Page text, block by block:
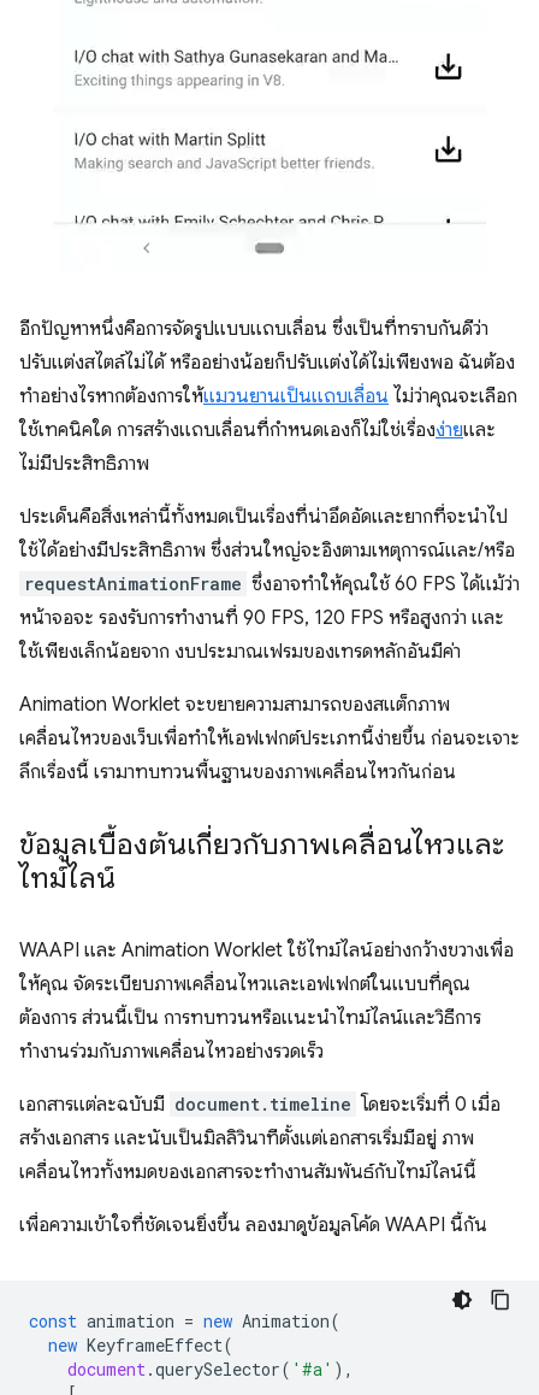
อีกปัญหาหนึ่งคือการจัดรูปแบบแถบเลื่อน ซึ่งเป็นที่ทราบกันดีว่า
ปรับแต่งสไตล์ไม่ได้ หรืออย่างน้อยก็ปรับแต่งได้ไม่เพียงพอ ฉันต้อง
ทำอย่างไรหากต้องการให้แมวนยานเป็นแถบเลื่อน ไม่ว่าคุณจะเลือก
ใช้เทคนิคใด การสร้างแถบเลื่อนที่กำหนดเองก็ไม่ใช่เรื่องง่ายและ
ไม่มีประสิทธิภาพ
ประเด็นคือสิ่งเหล่านี้ทั้งหมดเป็นเรื่องที่น่าอึดอัดและยากที่จะนำไป
ใช้ได้อย่างมีประสิทธิภาพ ซึ่งส่วนใหญ่จะอิงตามเหตุการณ์และ/หรือ
requestAnimationFrame ซึ่งอาจทำให้คุณใช้ 60 FPS ได้แม้ว่า
หน้าจอจะ รองรับการทำงานที่ 90 FPS, 120 FPS หรือสูงกว่า และ
ใช้เพียงเล็กน้อยจาก งบประมาณเฟรมของเทรดหลักอันมีค่า
Animation Worklet จะขยายความสามารถของสแต็กภาพ
เคลื่อนไหวของเว็บเพื่อทำให้เอฟเฟกต์ประเภทนี้ง่ายขึ้น ก่อนจะเจาะ
ลึกเรื่องนี้ เรามาทบทวนพื้นฐานของภาพเคลื่อนไหวกันก่อน
ข้อมูลเบื้องต้นเกี่ยวกับภาพเคลื่อนไหวและ
ไทม์ไลน์
WAAPI และ Animation Worklet ใช้ไทม์ไลน์อย่างกว้างขวางเพื่อ
ให้คุณ จัดระเบียบภาพเคลื่อนไหวและเอฟเฟกต์ในแบบที่คุณ
ต้องการ ส่วนนี้เป็น การทบทวนหรือแนะนำไทม์ไลน์และวิธีการ
ทำงานร่วมกับภาพเคลื่อนไหวอย่างรวดเร็ว
เอกสารแต่ละฉบับมี document.timeline โดยจะเริ่มที่ 0 เมื่อ
สร้างเอกสาร และนับเป็นมิลลิวินาทีตั้งแต่เอกสารเริ่มมีอยู่ ภาพ
เคลื่อนไหวทั้งหมดของเอกสารจะทำงานสัมพันธ์กับไทม์ไลน์นี้
เพื่อความเข้าใจที่ชัดเจนยิ่งขึ้น ลองมาดูข้อมูลโค้ด WAAPI นี้กัน
const animation = new Animation(
new KeyframeEffect(
document.querySelector( '#a' ),